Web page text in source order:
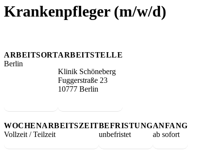
Krankenpfleger (m/w/d)
ARBEITSORT
Berlin
ARBEITSTELLE
Klinik Schöneberg
Fuggerstraße 23
10777 Berlin
WOCHENARBEITSZEIT
Vollzeit / Teilzeit
BEFRISTUNG
unbefristet
ANFANG
ab sofort